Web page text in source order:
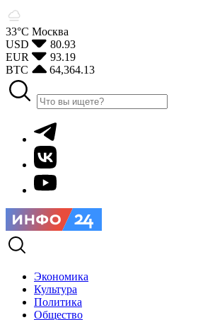
33°С Москва
USD
80.93
EUR
93.19
BTC
64,364.13
Экономика
Культура
Политика
Общество